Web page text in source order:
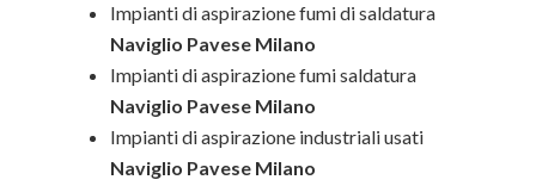
Impianti di aspirazione fumi di saldatura
Naviglio Pavese Milano
Impianti di aspirazione fumi saldatura
Naviglio Pavese Milano
Impianti di aspirazione industriali usati
Naviglio Pavese Milano